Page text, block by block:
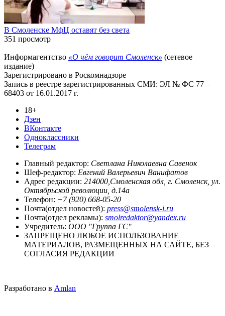
В Смоленске МфЦ оставят без света
351 просмотр
Информагентство «О чём говорит Смоленск» (сетевое
издание)
Зарегистрировано в Роскомнадзоре
Запись в реестре зарегистрированных СМИ: ЭЛ № ФС 77 –
68403 от 16.01.2017 г.
18+
Дзен
ВКонтакте
Одноклассники
Телеграм
Главный редактор: Светлана Николаевна Савенок
Шеф-редактор: Евгений Валерьевич Ванифатов
Адрес редакции: 214000,Смоленская обл, г. Смоленск, ул.
Октябрьской революции, д.14а
Телефон: +7 (920) 668-05-20
Почта(отдел новостей): press@smolensk-i.ru
Почта(отдел рекламы): smolredaktor@yandex.ru
Учредитель: ООО "Группа ГС"
ЗАПРЕЩЕНО ЛЮБОЕ ИСПОЛЬЗОВАНИЕ
МАТЕРИАЛОВ, РАЗМЕЩЕННЫХ НА САЙТЕ, БЕЗ
СОГЛАСИЯ РЕДАКЦИИ
Разработано в Amlan